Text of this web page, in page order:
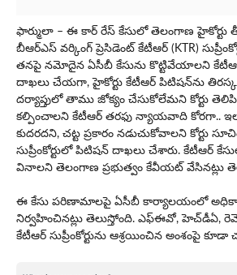
ఫార్ములా – ఈ కార్ రేస్‌ కేసులో తెలంగాణ హైకోర్టు
బీఆర్‌ఎస్‌ వర్కింగ్‌ ప్రెసిడెంట్‌ కేటీఆర్‌ (KTR)
త‌న‌పై న‌మోదైన ఏసీబీ కేసును కొట్టివేయాల‌ని
దాఖ‌లు చేయ‌గా, హైకోర్టు కేటీఆర్ పిటిష‌న్‌ను
దర్యాప్తులో తాము జోక్యం చేసుకోలేమ‌ని కోర్టు
కల్పించాలని కేటీఆర్‌ తరఫు న్యాయవాది కోరగా..
కుద‌ర‌ద‌ని, చ‌ట్ట ప్ర‌కారం న‌డుచుకోవాల‌ని కోర్టు
సుప్రీంకోర్టులో పిటిష‌న్ దాఖ‌లు చేశారు. కేటీఆర్
వినాల‌ని తెలంగాణ ప్ర‌భుత్వం కేవీయ‌ట్ వేసిన‌ట్లు
ఈ కేసు పరిణామాలపై ఏసీబీ కార్యాలయంలో
నిర్వ‌హించిన‌ట్లు తెలుస్తోంది. ఎఫ్‌ఈవో, హెచ్‌డీఏ,
కేటీఆర్ సుప్రీంకోర్టును ఆశ్రయించిన అంశంపై